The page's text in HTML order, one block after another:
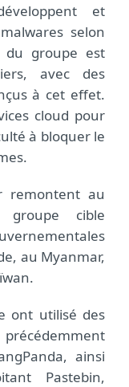
et
selon
du groupe est
avec des
à cet effet.
cloud pour
à bloquer le
remontent au
cible
au Myanmar,
ont utilisé des
ainsi
Pastebin,